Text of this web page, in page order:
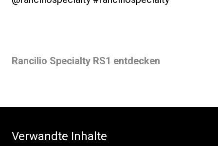
Rancilio Specialty RS1 entdecken
Verwandte Inhalte